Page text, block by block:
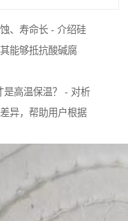
、寿命长 - 介绍硅
能够抵抗酸碱腐
是高温保温？ - 对析
异，帮助用户根据